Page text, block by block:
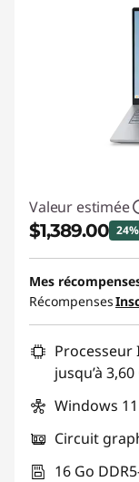
Valeur estimée
$1,389.00
Économies
Promo price:
Mes
Récompenses
jusqu’à
Windows
Circuit
16 Go